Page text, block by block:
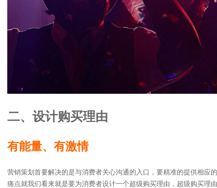
二、设计购买理由
有能量、有激情
营销策划首要解决的是与消费者关心沟通的入口，要精准的提供相应
痛点就我们看来就是要为消费者设计一个超级购买理由，超级购买理